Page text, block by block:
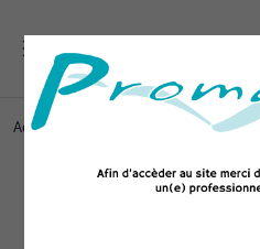
Accueil DURR DENTAL